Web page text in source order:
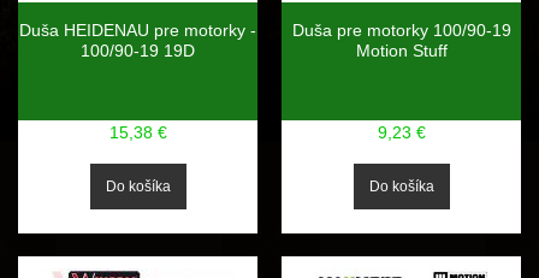
Duša HEIDENAU pre motorky -
100/90-19 19D
15,38 €
Duša pre motorky 100/90-19
Motion Stuff
9,23 €